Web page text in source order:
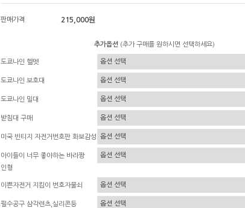
판매가격 215,000원
추가옵션 (추가 구매를 원하시면 선택하세요)
도쿄나인 헬멧
도쿄나인 보호대
도쿄나인 밀대
받침대 구매
미국 빈티지 자전거번호판 화보감성
아이들이 너무 좋아하는 바라짱
인형
이쁜자전거 지킴이 번호자물쇠
필수공구 삼각렌츠,실리콘등